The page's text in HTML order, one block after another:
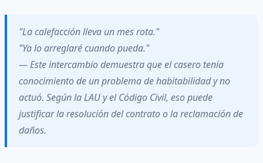
"La calefacción lleva un mes rota."
"Ya lo arreglaré cuando pueda."
— Este intercambio demuestra que el casero tenía
conocimiento de un problema de habitabilidad y no
actuó. Según la LAU y el Código Civil, eso puede
justificar la resolución del contrato o la reclamación de
daños.